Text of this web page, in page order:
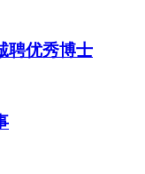
聘优秀博士